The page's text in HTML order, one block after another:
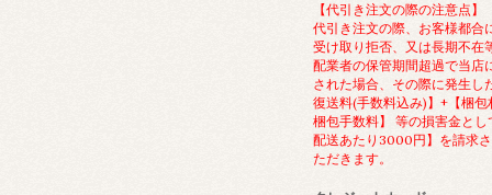
【代引き注文の際の注意点】
代引き注文の際、お客様都合
受け取り拒否、又は長期不在
配業者の保管期間超過で当店
された場合、その際に発生し
復送料(手数料込み)】+【梱包
梱包手数料】 等の損害金とし
配送あたり3000円】を請求
ただきます。